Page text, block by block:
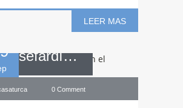
LEER MAS
en el repertorio
sefardí…
0 Comment